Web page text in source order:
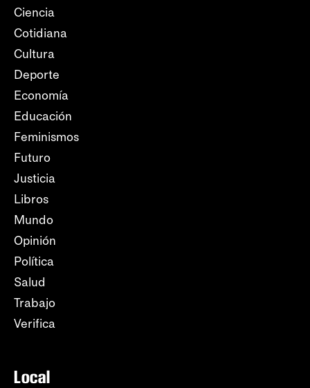
Ciencia
Cotidiana
Cultura
Deporte
Economía
Educación
Feminismos
Futuro
Justicia
Libros
Mundo
Opinión
Política
Salud
Trabajo
Verifica
Local